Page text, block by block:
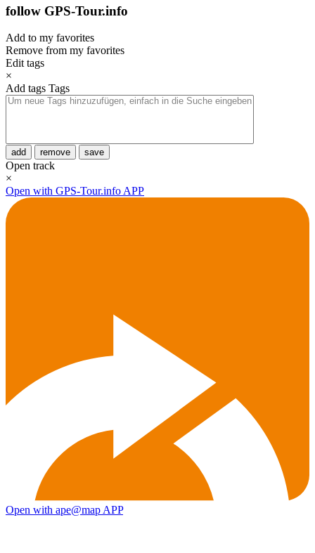
follow GPS-Tour.info
Add to my favorites
Remove from my favorites
Edit tags
×
Add tags Tags
add remove save
Open track
×
Open with GPS-Tour.info APP
Open with ape@map APP